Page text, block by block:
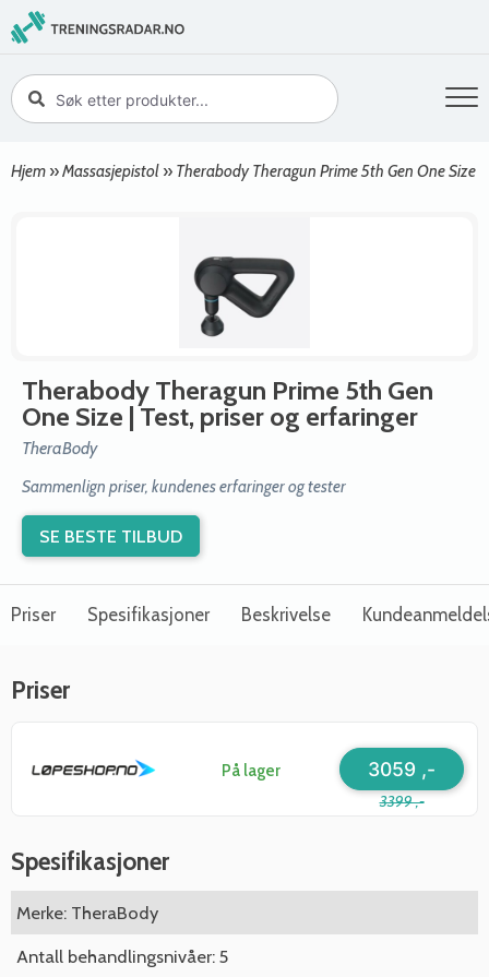
Hjem »Massasjepistol » Therabody Theragun Prime 5th Gen One Size
Therabody Theragun Prime 5th Gen
One Size | Test, priser og erfaringer
TheraBody
Sammenlign priser, kundenes erfaringer og tester
SE BESTE TILBUD
Priser Spesifikasjoner Beskrivelse
Priser
På lager
3399 ,-
3059 ,-
Spesifikasjoner
Merke: TheraBody
Antall behandlingsnivåer: 5